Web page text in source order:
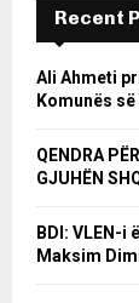
Recent
Ali Ahmeti
Komunës
QENDRA
GJUHËN
BDI: VLEN-
Maksim